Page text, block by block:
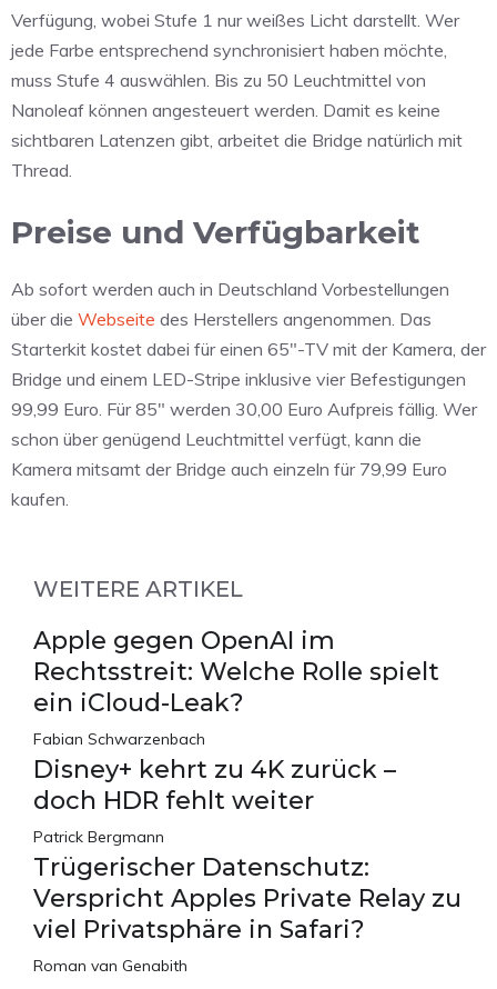
Verfügung, wobei Stufe 1 nur weißes Licht darstellt. Wer
jede Farbe entsprechend synchronisiert haben möchte,
muss Stufe 4 auswählen. Bis zu 50 Leuchtmittel von
Nanoleaf können angesteuert werden. Damit es keine
sichtbaren Latenzen gibt, arbeitet die Bridge natürlich mit
Thread.
Preise und Verfügbarkeit
Ab sofort werden auch in Deutschland Vorbestellungen
über die Webseite des Herstellers angenommen. Das
Starterkit kostet dabei für einen 65″-TV mit der Kamera, der
Bridge und einem LED-Stripe inklusive vier Befestigungen
99,99 Euro. Für 85″ werden 30,00 Euro Aufpreis fällig. Wer
schon über genügend Leuchtmittel verfügt, kann die
Kamera mitsamt der Bridge auch einzeln für 79,99 Euro
kaufen.
WEITERE ARTIKEL
Apple gegen OpenAI im
Rechtsstreit: Welche Rolle spielt
ein iCloud-Leak?
Fabian Schwarzenbach
Disney+ kehrt zu 4K zurück –
doch HDR fehlt weiter
Patrick Bergmann
Trügerischer Datenschutz:
Verspricht Apples Private Relay zu
viel Privatsphäre in Safari?
Roman van Genabith